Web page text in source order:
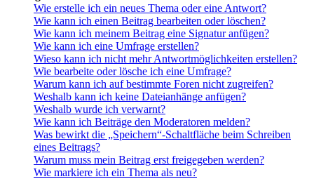
Wie erstelle ich ein neues Thema oder eine Antwort?
Wie kann ich einen Beitrag bearbeiten oder löschen?
Wie kann ich meinem Beitrag eine Signatur anfügen?
Wie kann ich eine Umfrage erstellen?
Wieso kann ich nicht mehr Antwortmöglichkeiten erstellen?
Wie bearbeite oder lösche ich eine Umfrage?
Warum kann ich auf bestimmte Foren nicht zugreifen?
Weshalb kann ich keine Dateianhänge anfügen?
Weshalb wurde ich verwarnt?
Wie kann ich Beiträge den Moderatoren melden?
Was bewirkt die „Speichern“-Schaltfläche beim Schreiben
eines Beitrags?
Warum muss mein Beitrag erst freigegeben werden?
Wie markiere ich ein Thema als neu?